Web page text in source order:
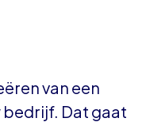
van een
Dat gaat